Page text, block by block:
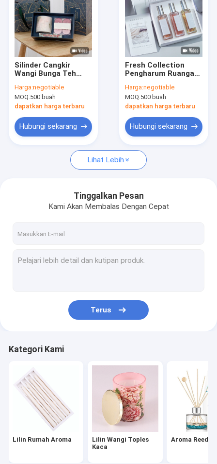
Video
Tentang kita
Wisata pabrik
Hubungi kami
Berita
Lilin Wangi Toples Kaca
Aroma Reed Diffuser
Lilin Sereh Luar Ruangan
Sachet Kamar Beraroma
Set Hadiah Wewangian Rumah
Minyak Esensial Wewangian Rumah
Tempat Lilin Tealight
Silinder Cangkir
Wangi Bunga Teh
Set Kado Untuk
Pesta Pernikahan
Harga:negotiable
MOQ:500 buah
dapatkan harga terbaru
Hubungi sekarang
Fresh Collection
Pengharum Ruangan
Semprot Kotak
Hadiah 30ml 3pcs
Harga:negotiable
MOQ:500 buah
dapatkan harga terbaru
Hubungi sekarang
Lihat Lebih
Tinggalkan Pesan
Kami Akan Membalas Dengan Cepat
Terus
Kategori Kami
Lilin Rumah Aroma
Lilin Wangi Toples
Kaca
Aroma Reed